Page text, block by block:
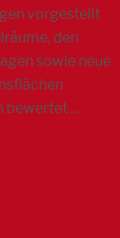
vorgestellt
den
sowie neue
bewertet …